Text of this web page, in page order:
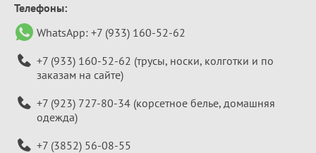
Телефоны:
WhatsApp: +7 (933) 160-52-62
+7 (933) 160-52-62 (трусы, носки, колготки и по
заказам на сайте)
+7 (923) 727-80-34 (корсетное белье, домашняя
одежда)
+7 (3852) 56-08-55